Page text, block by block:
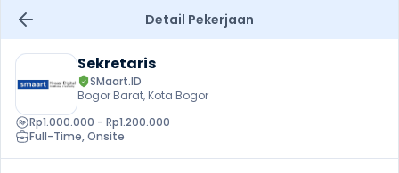
Detail Pekerjaan
Sekretaris
SMaart.ID
Bogor Barat, Kota Bogor
Rp1.000.000 - Rp1.200.000
Full-Time, Onsite